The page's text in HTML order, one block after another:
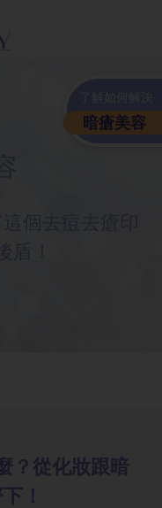
暗瘡美容
？從化妝跟暗
！